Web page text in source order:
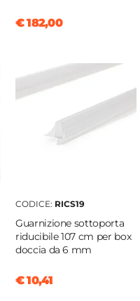
€ 182,00
CODICE: RICS19
Guarnizione sottoporta
riducibile 107 cm per box
doccia da 6 mm
€ 10,41